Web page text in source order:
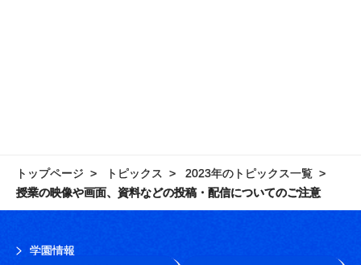
トップページ トピックス
2023年のトピックス一覧
授業の映像や画面、資料などの投稿・配信についてのご注意
学園情報